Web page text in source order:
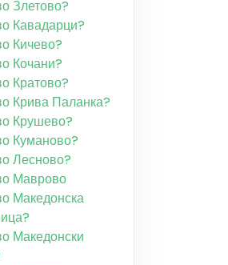
Злетово?
Кавадарци?
Кичево?
Кочани?
Кратово?
Крива Паланка?
Крушево?
Куманово?
Лесново?
Маврово
Македонска
Македонски